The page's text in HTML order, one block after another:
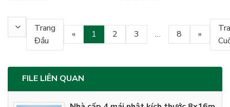
Trang
Đầu
« 1 2 3 … 8 »
FILE LIÊN QUAN